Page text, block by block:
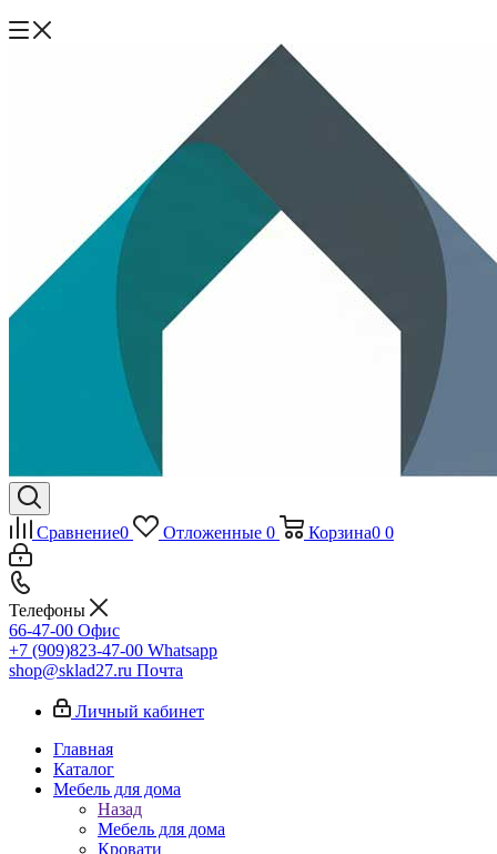
Сравнение0 Отложенные 0 Корзина0 0
Телефоны
66-47-00 Офис
+7 (909)823-47-00 Whatsapp
shop@sklad27.ru Почта
Личный кабинет
Главная
Каталог
Мебель для дома
Назад
Мебель для дома
Кровати